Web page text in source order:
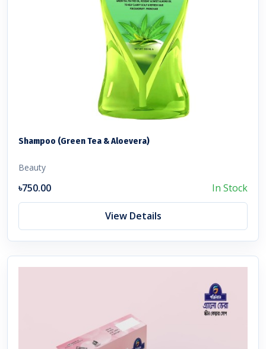
Shampoo (Green Tea & Aloevera)
Beauty
৳750.00 In Stock
View Details